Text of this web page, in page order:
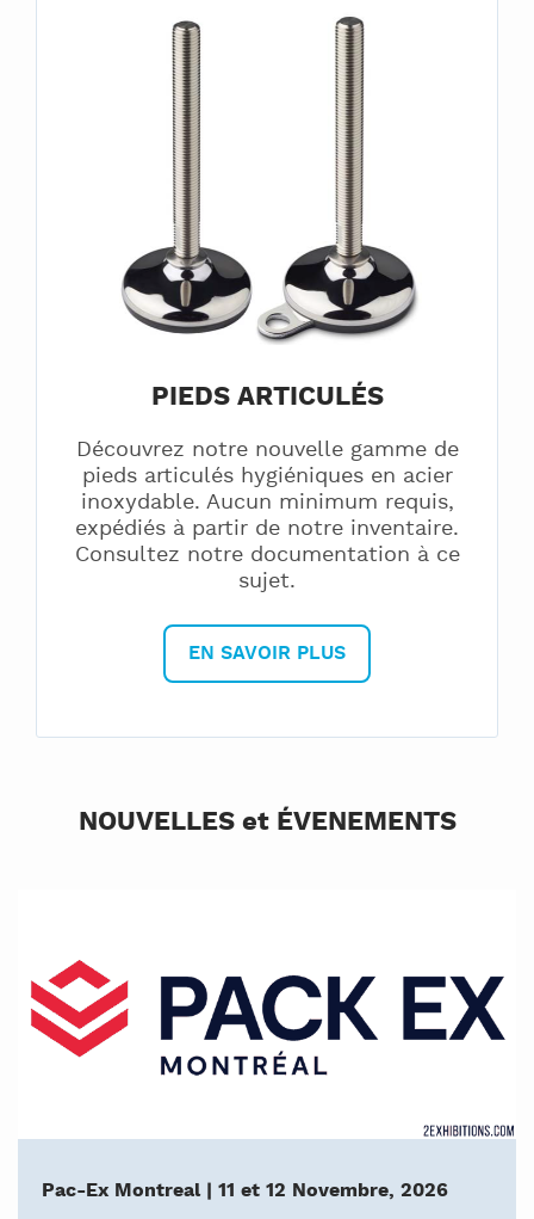
PIEDS ARTICULÉS
Découvrez notre nouvelle gamme de
pieds articulés hygiéniques en acier
inoxydable. Aucun minimum requis,
expédiés à partir de notre inventaire.
Consultez notre documentation à ce
sujet.
EN SAVOIR PLUS
NOUVELLES et ÉVENEMENTS
Pac-Ex Montreal | 11 et 12 Novembre, 2026